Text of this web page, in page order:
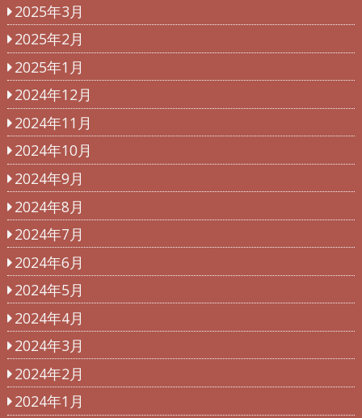
2025年3月
2025年2月
2025年1月
2024年12月
2024年11月
2024年10月
2024年9月
2024年8月
2024年7月
2024年6月
2024年5月
2024年4月
2024年3月
2024年2月
2024年1月